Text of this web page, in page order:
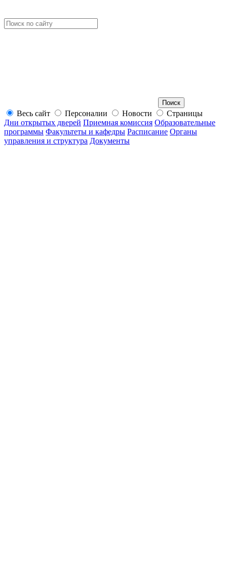
Весь сайт Персоналии Новости
Страницы
Дни открытых дверей Приемная комиссия Образовательные
программы Факультеты и кафедры Расписание Органы
управления и структура Документы